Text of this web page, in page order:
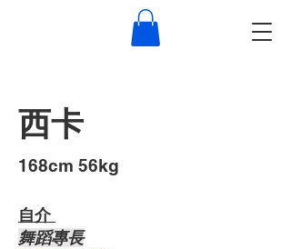
西卡
​168cm 56kg
自介 ​
​舞蹈專長